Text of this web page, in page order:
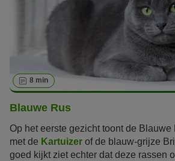
8 min
Blauwe Rus
Op het eerste gezicht toont de
met de Kartuizer of de blauw-grijze
goed kijkt ziet echter dat deze rassen